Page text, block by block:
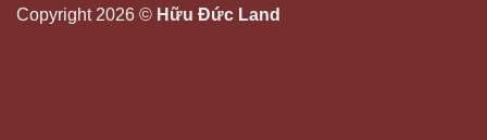
Copyright 2026 © Hữu Đức Land